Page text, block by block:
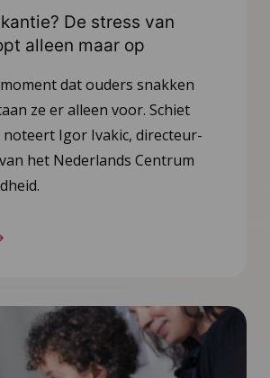
De stress van
alleen maar op
dat ouders snakken
ze er alleen voor. Schiet
Igor Ivakic, directeur-
het Nederlands Centrum